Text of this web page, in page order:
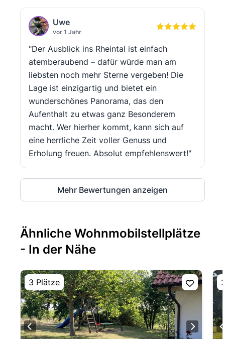
Uwe
vor 1 Jahr
"Der Ausblick ins Rheintal ist einfach
atemberaubend – dafür würde man am
liebsten noch mehr Sterne vergeben! Die
Lage ist einzigartig und bietet ein
wunderschönes Panorama, das den
Aufenthalt zu etwas ganz Besonderem
macht. Wer hierher kommt, kann sich auf
eine herrliche Zeit voller Genuss und
Erholung freuen. Absolut empfehlenswert!"
Mehr Bewertungen anzeigen
Ähnliche Wohnmobilstellplätze
- In der Nähe
3 Plätze